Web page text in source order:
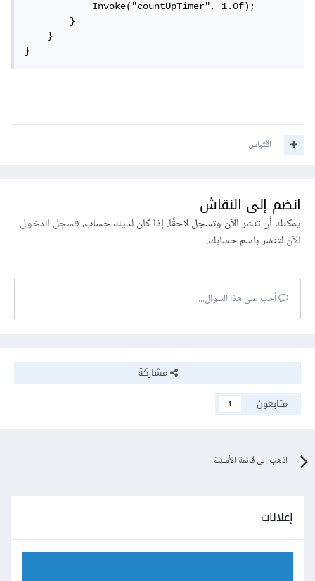
            Invoke("countUpTimer", 1.0f);
        }
    }
}
اقتباس
انضم إلى النقاش
يمكنك أن تنشر الآن وتسجل لاحقًا. إذا كان لديك حساب،فسجل الدخول
الآنلتنشر باسم حسابك.
أجب على هذا السؤال...
مشاركة
متابعون
1
اذهب إلى قائمة الأسئلة
إعلانات